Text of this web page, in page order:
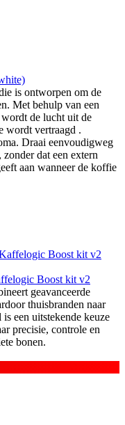
is ontworpen om de
Met behulp van een
de lucht uit de
wordt vertraagd .
Draai eenvoudigweg
dat een extern
aan wanneer de koffie
Boost kit v2
geavanceerde
thuisbranden naar
een uitstekende keuze
precisie, controle en
bonen.